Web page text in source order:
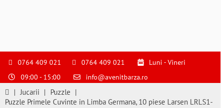
S
pentru
suna
0764 409 021 0764 409 021
Luni - Vineri
09:00 - 15:00
info@avenitbarza.ro
| Jucarii | Puzzle |
Puzzle Primele Cuvinte in Limba Germana, 10 piese Larsen LRLS1-